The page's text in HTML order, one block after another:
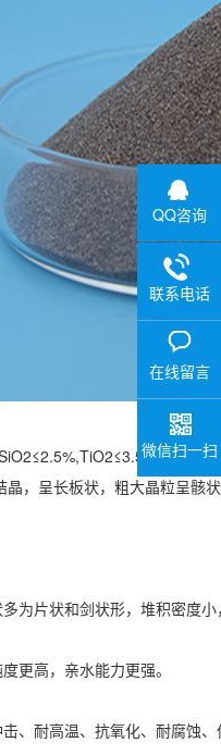
，呈长板状，粗大晶粒呈骸
为片状和剑状形，堆积密度
更高，亲水能力更强。
、耐高温、抗氧化、耐腐蚀、
QQ咨询
联系电话
在线留言
微信扫一扫